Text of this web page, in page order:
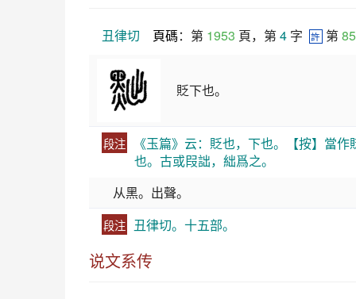
丑律切 頁碼：第 1953 頁，第 4 字 許 第
貶下也。
段注
《玉篇》云：貶也，下也。【按】當
也。古或叚詘，絀爲之。
从黑。出聲。
段注 丑律切。十五部。
说文系传